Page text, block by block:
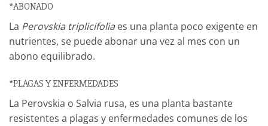
*ABONADO
La Perovskia triplicifolia es una planta poco exigente en
nutrientes, se puede abonar una vez al mes con un
abono equilibrado.
*PLAGAS Y ENFERMEDADES
La Perovskia o Salvia rusa, es una planta bastante
resistentes a plagas y enfermedades comunes de los